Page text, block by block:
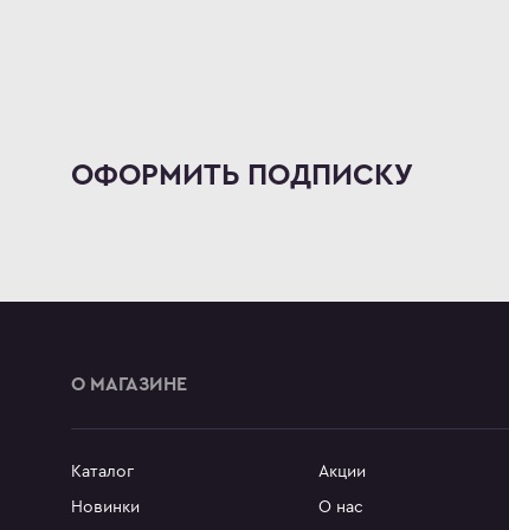
ОФОРМИТЬ ПОДПИСКУ
О МАГАЗИНЕ
Каталог
Новинки
Акции
О нас